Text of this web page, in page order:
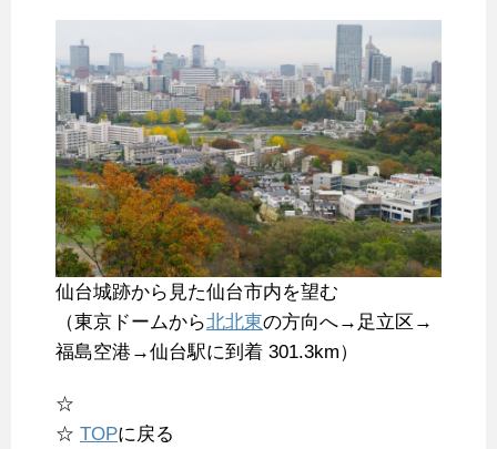
仙台城跡から見た仙台市内を望む
（東京ドームから北北東の方向へ→足立区→
福島空港→仙台駅に到着 301.3km）
☆
☆ TOPに戻る